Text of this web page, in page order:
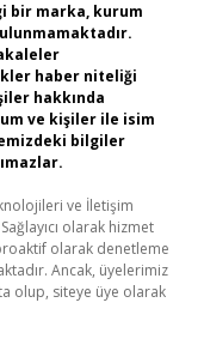
bir marka, kurum
haber niteliği
hakkında
ve kişiler ile isim
bilgiler
ve İletişim
olarak hizmet
olarak denetleme
Ancak, üyelerimiz
olup, siteye üye olarak